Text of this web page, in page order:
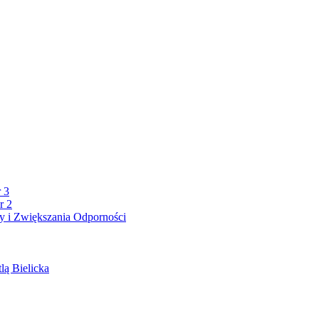
3
2
i Zwiększania Odporności
Bielicka